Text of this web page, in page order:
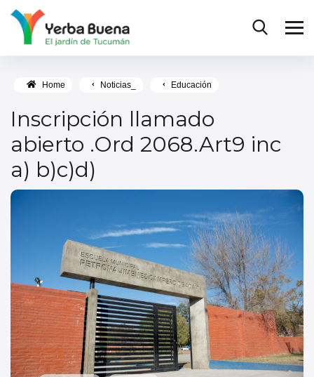
Home Noticias_ Educación
Inscripción llamado
abierto .Ord 2068.Art9 inc
a) b)c)d)